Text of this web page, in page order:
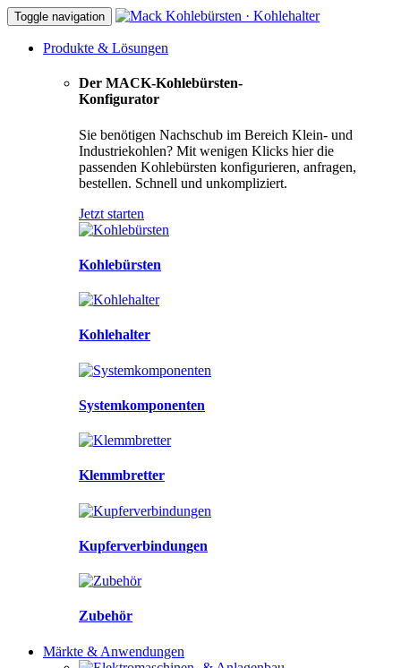
Toggle navigation
Produkte & Lösungen
Der MACK-Kohlebürsten-
Konfigurator
Sie benötigen Nachschub im Bereich Klein- und
Industriekohlen? Mit wenigen Klicks hier die
passenden Kohlebürsten konfigurieren, anfragen,
bestellen. Schnell und unkompliziert.
Jetzt starten
Kohlebürsten
Kohlehalter
Systemkomponenten
Klemmbretter
Kupferverbindungen
Zubehör
Märkte & Anwendungen